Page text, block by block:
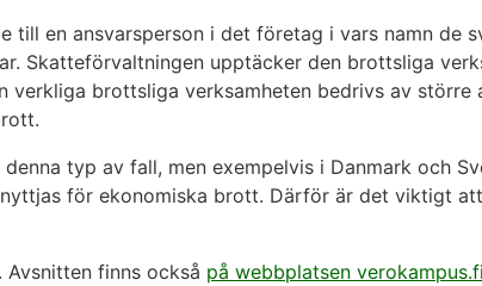
till en ansvarsperson i det företag i vars namn de
Skatteförvaltningen upptäcker den brottsliga
verkliga brottsliga verksamheten bedrivs av större
typ av fall, men exempelvis i Danmark och
för ekonomiska brott. Därför är det viktigt
Avsnitten finns också på webbplatsen verokampus.fi